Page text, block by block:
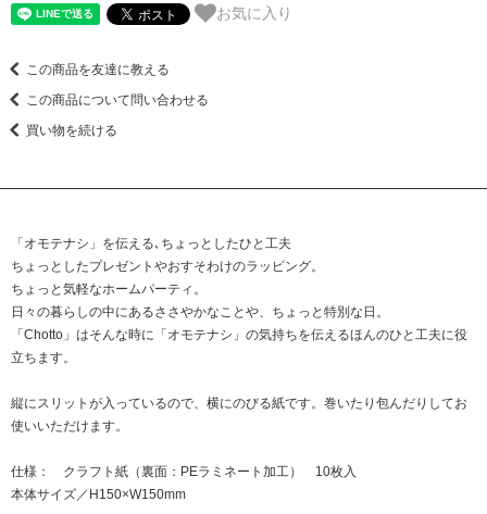
お気に入り
この商品を友達に教える
この商品について問い合わせる
買い物を続ける
「オモテナシ」を伝える､ちょっとしたひと工夫
ちょっとしたプレゼントやおすそわけのラッピング。
ちょっと気軽なホームパーティ。
日々の暮らしの中にあるささやかなことや、ちょっと特別な日。
「Chotto」はそんな時に「オモテナシ」の気持ちを伝えるほんのひと工夫に役
立ちます。
縦にスリットが入っているので、横にのびる紙です。巻いたり包んだりしてお
使いいただけます。
仕様： クラフト紙（裏面：PEラミネート加工） 10枚入
本体サイズ／H150×W150mm